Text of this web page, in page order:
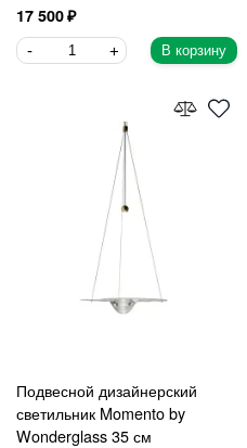
17 500
В корзину
Подвесной дизайнерский
светильник Momento by
Wonderglass 35 см